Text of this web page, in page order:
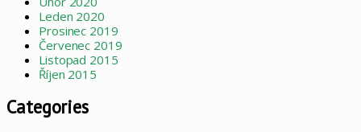
Leden 2020
Prosinec 2019
Červenec 2019
Listopad 2015
Říjen 2015
Categories